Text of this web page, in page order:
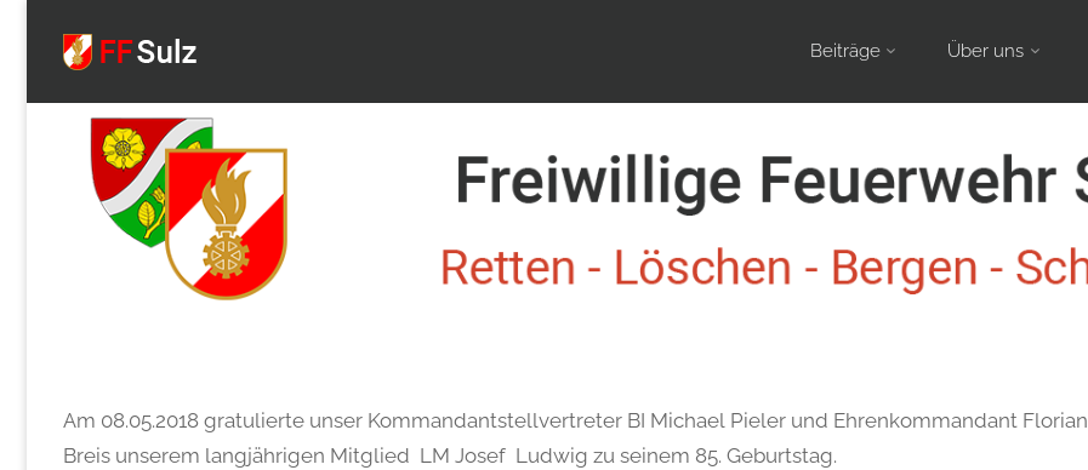
Beiträge Über uns
Am 08.05.2018 gratulierte unser Kommandantstellvertreter BI Michael Pieler und Ehrenkommandant Florian
Breis unserem langjährigen Mitglied LM Josef Ludwig zu seinem 85. Geburtstag.